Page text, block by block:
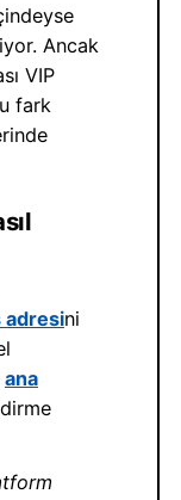
Ancak
VIP
fark
adresini
ana